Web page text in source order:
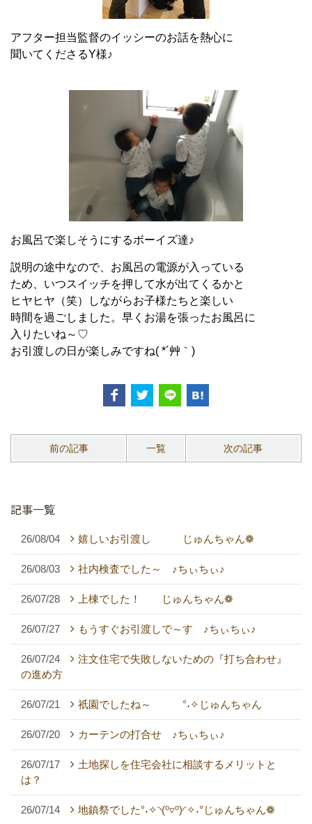
アフター担当監督のイッシーのお話を熱心に
聞いてくださるY様♪
お風呂で楽しそうにするボーイズ達♪
説明の途中なので、お風呂の電源が入っている
ため、いつスイッチを押して水が出てくるかと
ヒヤヒヤ（笑）しながらお子様たちと楽しい
時間を過ごしました。早くお湯を張ったお風呂に
入りたいね～♡
お引渡しの日が楽しみですね( *´艸｀)
前の記事 一覧 次の記事
記事一覧
26/08/04 嬉しいお引渡し じゅんちゃん❁
26/08/03 社内検査でした～ ♪ちぃちぃ♪
26/07/28 上棟でした！ じゅんちゃん❁
26/07/27 もうすぐお引渡しで～す ♪ちぃちぃ♪
26/07/24
注文住宅で失敗しないための『打ち合わせ』
の進め方
26/07/21 祇園でしたね～ °˖✧じゅんちゃん
26/07/20 カーテンの打合せ ♪ちぃちぃ♪
26/07/17
土地探しを住宅会社に相談するメリットと
は？
26/07/14 地鎮祭でした°˖✧◝(⁰▿⁰)◜✧˖°じゅんちゃん❁